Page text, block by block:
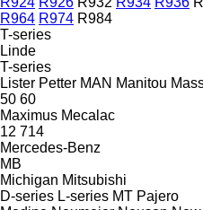
R964 R974 R984
T-series
Linde
T-series
Lister Petter MAN Manitou
50 60
Maximus Mecalac
12 714
Mercedes-Benz
MB
Michigan Mitsubishi
D-series L-series MT Pajero